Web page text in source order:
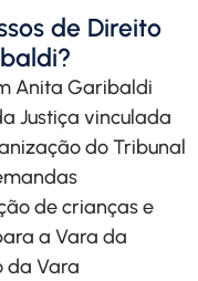
de Direito
Anita Garibaldi
Justiça vinculada
do Tribunal
de crianças e
a Vara da
da Vara